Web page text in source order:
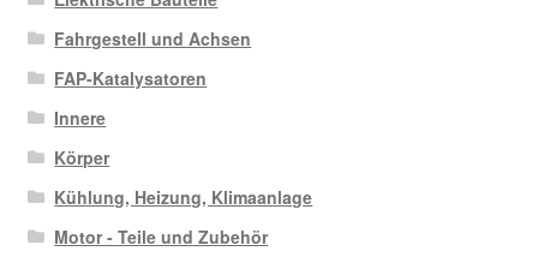
Fahrgestell und Achsen
FAP-Katalysatoren
Innere
Körper
Kühlung, Heizung, Klimaanlage
Motor - Teile und Zubehör